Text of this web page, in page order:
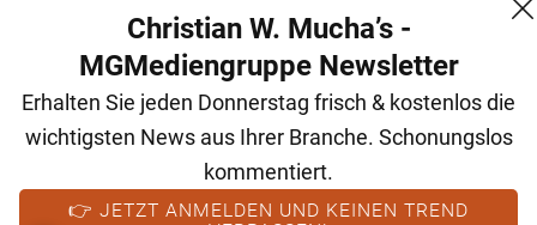
Burgring 1/7
1010 Wien
+43 (1) 522 14 14
office@mgmedien.at
Kontakt
Christian W. Mucha’s -
MGMediengruppe Newsletter
Erhalten Sie jeden Donnerstag frisch & kostenlos die
wichtigsten News aus Ihrer Branche. Schonungslos
kommentiert.
👉 JETZT ANMELDEN UND KEINEN TREND